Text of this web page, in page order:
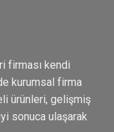
firması kendi
kurumsal firma
ürünleri, gelişmiş
sonuca ulaşarak